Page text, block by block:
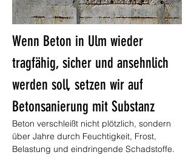
Wenn Beton in Ulm wieder
tragfähig, sicher und ansehnlich
werden soll, setzen wir auf
Betonsanierung mit Substanz
Beton verschleißt nicht plötzlich, sondern
über Jahre durch Feuchtigkeit, Frost,
Belastung und eindringende Schadstoffe.